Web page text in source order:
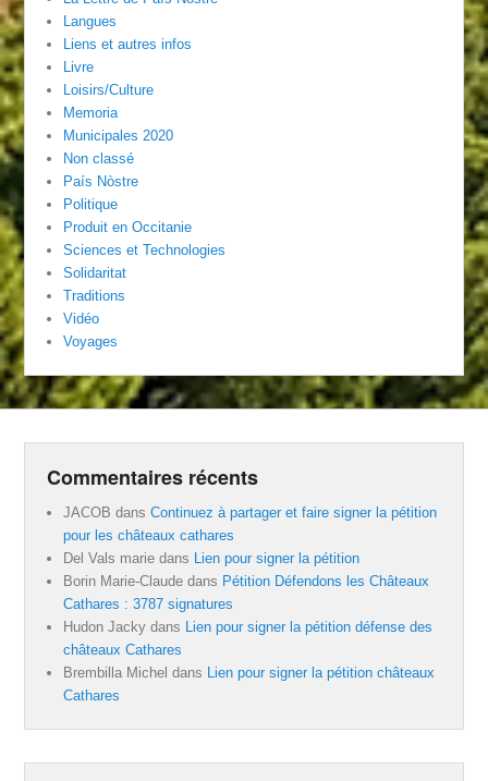
Langues
Liens et autres infos
Livre
Loisirs/Culture
Memoria
Municipales 2020
Non classé
País Nòstre
Politique
Produit en Occitanie
Sciences et Technologies
Solidaritat
Traditions
Vidéo
Voyages
Commentaires récents
JACOB dansContinuez à partager et faire signer la pétition
pour les châteaux cathares
Del Vals marie dans
Lien pour signer la pétition
Borin Marie-Claude dans Pétition Défendons les Châteaux
Cathares : 3787 signatures
Hudon Jacky dans
Lien pour signer la pétition défense des
châteaux Cathares
Brembilla Michel dans
Lien pour signer la pétition châteaux
Cathares